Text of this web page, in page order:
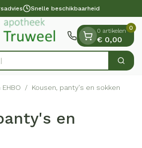
Snelle beschikbaarheid
Zoek
0 artikelen
€ 0,00
0
/ Kousen, panty's en sokken
en